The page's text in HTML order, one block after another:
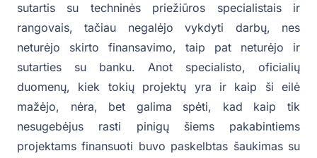
sutartis su techninės priežiūros specialistais ir
rangovais, tačiau negalėjo vykdyti darbų, nes
neturėjo skirto finansavimo, taip pat neturėjo ir
sutarties su banku. Anot specialisto, oficialių
duomenų, kiek tokių projektų yra ir kaip ši eilė
mažėjo, nėra, bet galima spėti, kad kaip tik
nesugebėjus rasti pinigų šiems pakabintiems
projektams finansuoti buvo paskelbtas šaukimas su